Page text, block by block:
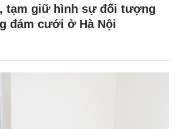
tạm giữ hình sự đối tượng
đám cưới ở Hà Nội